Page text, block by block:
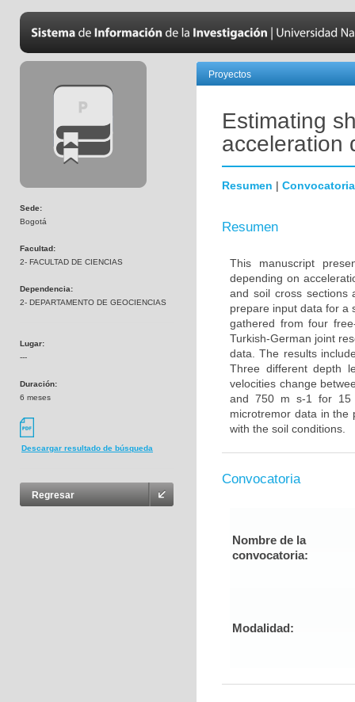
Sede:
Bogotá
Facultad:
2- FACULTAD DE CIENCIAS
Dependencia:
2- DEPARTAMENTO DE GEOCIENCIAS
Lugar:
---
Duración:
6 meses
Descargar resultado de búsqueda
Regresar
Proyectos
Estimating
acceleration
Resumen | Convocatoria
Resumen
This manuscript
depending on
and soil cross sections
prepare input data for a
gathered from four
Turkish-German joint
data. The results
Three different depth
velocities change
and 750 m s-1 for 15
microtremor data in the
with the soil conditions.
Convocatoria
Nombre de la
convocatoria:
Modalidad: